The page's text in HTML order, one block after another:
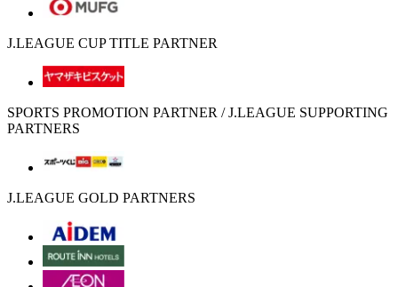
J.LEAGUE CUP TITLE PARTNER
SPORTS PROMOTION PARTNER / J.LEAGUE SUPPORTING
PARTNERS
J.LEAGUE GOLD PARTNERS